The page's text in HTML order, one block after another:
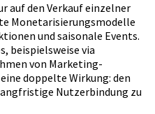
auf den Verkauf einzelner
Monetarisierungsmodelle
und saisonale Events.
beispielsweise via
von Marketing-
doppelte Wirkung: den
Nutzerbindung zu